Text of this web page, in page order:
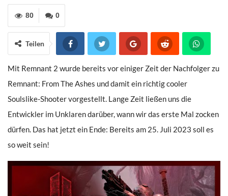
0
80
Teilen
Mit Remnant 2 wurde bereits vor einiger Zeit der Nachfolger zu
Remnant: From The Ashes und damit ein richtig cooler
Soulslike-Shooter vorgestellt. Lange Zeit ließen uns die
Entwickler im Unklaren darüber, wann wir das erste Mal zocken
dürfen. Das hat jetzt ein Ende: Bereits am 25. Juli 2023 soll es
so weit sein!